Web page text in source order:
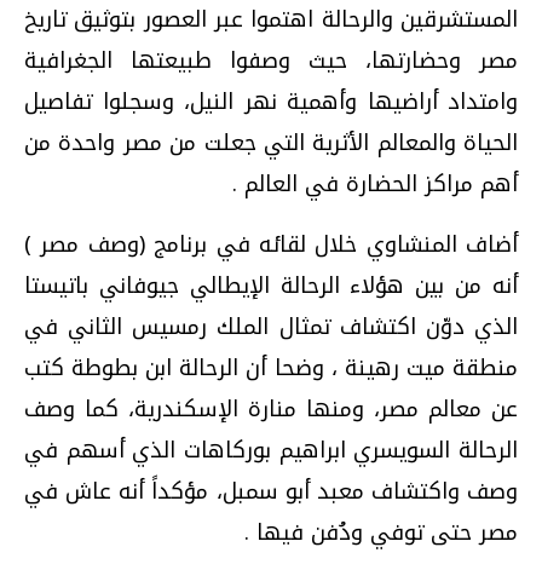
المستشرقين والرحالة اهتموا عبر العصور بتوثيق تاريخ
مصر وحضارتها، حيث وصفوا طبيعتها الجغرافية
وامتداد أراضيها وأهمية نهر النيل، وسجلوا تفاصيل
الحياة والمعالم الأثرية التي جعلت من مصر واحدة من
أهم مراكز الحضارة في العالم .
أضاف المنشاوي خلال لقائه في برنامج (وصف مصر )
أنه من بين هؤلاء الرحالة الإيطالي جيوفاني باتيستا
الذي دوّن اكتشاف تمثال الملك رمسيس الثاني في
منطقة ميت رهينة ، وضحا أن الرحالة ابن بطوطة كتب
عن معالم مصر، ومنها منارة الإسكندرية، كما وصف
الرحالة السويسري ابراهيم بوركاهات الذي أسهم في
وصف واكتشاف معبد أبو سمبل، مؤكداً أنه عاش في
مصر حتى توفي ودُفن فيها .